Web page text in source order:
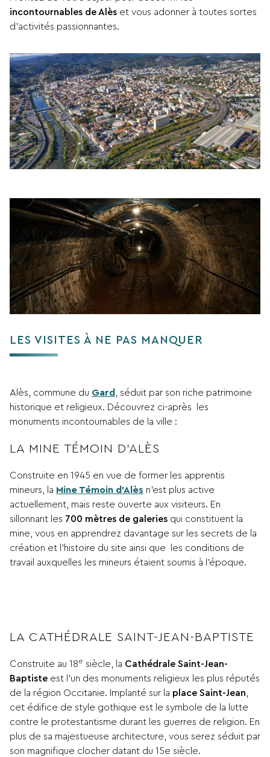
incontournables de Alès et vous adonner à toutes sortes
d’activités passionnantes.
LES VISITES À NE PAS MANQUER
Alès, commune du Gard
, séduit par son riche patrimoine
historique et religieux. Découvrez ci-après les
monuments incontournables de la ville :
LA MINE TÉMOIN D’ALÈS
Construite en 1945 en vue de former les apprentis
mineurs, la Mine Témoin d’Alès n’est plus active
actuellement, mais reste ouverte aux visiteurs. En
sillonnant les 700 mètres de galeries qui constituent la
mine, vous en apprendrez davantage sur les secrets de la
création et l’histoire du site ainsi que les conditions de
travail auxquelles les mineurs étaient soumis à l’époque.
LA CATHÉDRALE SAINT-JEAN-BAPTISTE
Construite au 18e siècle, la Cathédrale Saint-Jean-
Baptiste est l’un des monuments religieux les plus réputés
de la région Occitanie. Implanté sur la place Saint-Jean,
cet édifice de style gothique est le symbole de la lutte
contre le protestantisme durant les guerres de religion. En
plus de sa majestueuse architecture, vous serez séduit par
son magnifique clocher datant du 15e siècle.